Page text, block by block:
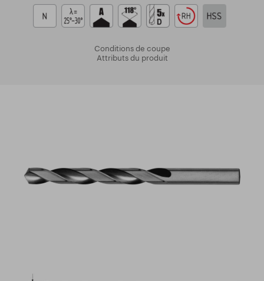
Conditions de coupe
Attributs du produit